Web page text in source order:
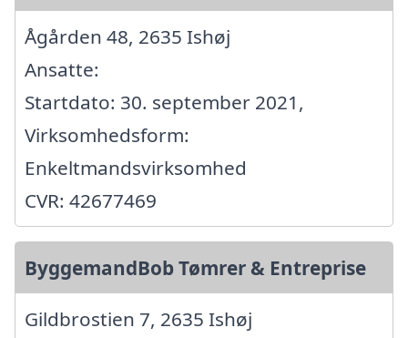
Ågården 48, 2635 Ishøj
Ansatte:
Startdato: 30. september 2021,
Virksomhedsform:
Enkeltmandsvirksomhed
CVR: 42677469
ByggemandBob Tømrer & Entreprise
Gildbrostien 7, 2635 Ishøj